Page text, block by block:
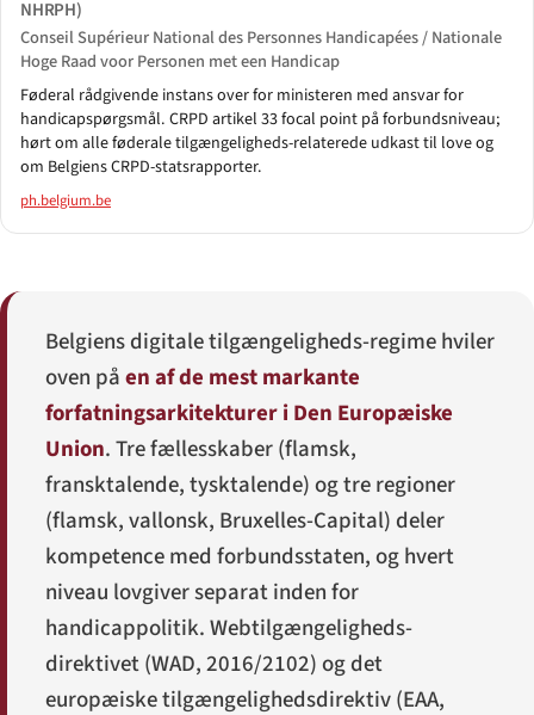
NHRPH)
Conseil Supérieur National des Personnes Handicapées / Nationale
Hoge Raad voor Personen met een Handicap
Føderal rådgivende instans over for ministeren med ansvar for
handicapspørgsmål. CRPD artikel 33 focal point på forbundsniveau;
hørt om alle føderale tilgængeligheds-relaterede udkast til love og
om Belgiens CRPD-statsrapporter.
ph.belgium.be
Belgiens digitale tilgængeligheds-regime hviler
oven påen af de mest markante
forfatningsarkitekturer i Den Europæiske
Union. Tre fællesskaber (flamsk,
fransktalende, tysktalende) og tre regioner
(flamsk, vallonsk, Bruxelles-Capital) deler
kompetence med forbundsstaten, og hvert
niveau lovgiver separat inden for
handicappolitik. Webtilgængeligheds-
direktivet (WAD, 2016/2102) og det
europæiske tilgængelighedsdirektiv (EAA,